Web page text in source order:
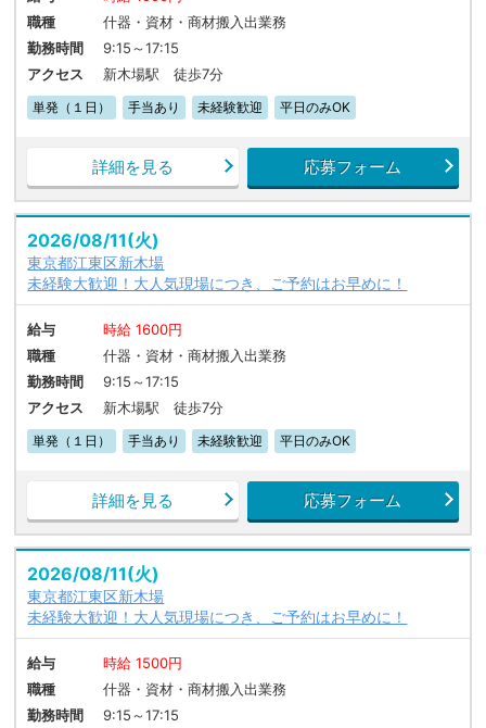
職種
什器・資材・商材搬入出業務
勤務時間
9:15～17:15
アクセス
新木場駅 徒歩7分
単発（１日） 手当あり 未経験歓迎 平日のみOK
詳細を見る 応募フォーム
2026/08/11(火)
東京都江東区新木場
未経験大歓迎！大人気現場につき、ご予約はお早めに！
給与
時給 1600円
職種
什器・資材・商材搬入出業務
勤務時間
9:15～17:15
アクセス
新木場駅 徒歩7分
単発（１日） 手当あり 未経験歓迎 平日のみOK
詳細を見る 応募フォーム
2026/08/11(火)
東京都江東区新木場
未経験大歓迎！大人気現場につき、ご予約はお早めに！
給与
時給 1500円
職種
什器・資材・商材搬入出業務
勤務時間
9:15～17:15